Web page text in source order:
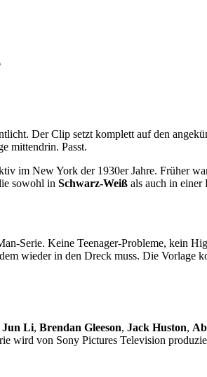
Der Clip setzt komplett auf den
mittendrin. Passt.
im New York der 1930er Jahre. Früher
sowohl in Schwarz-Weiß als auch in einer
Serie. Keine Teenager-Probleme, kein
wieder in den Dreck muss. Die
Li, Brendan Gleeson, Jack Huston,
wird von Sony Pictures Television